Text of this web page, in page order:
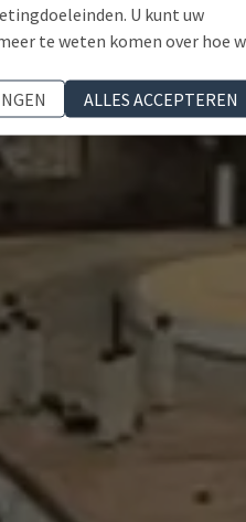
U kunt uw
te weten komen over hoe
ALLES ACCEPTEREN